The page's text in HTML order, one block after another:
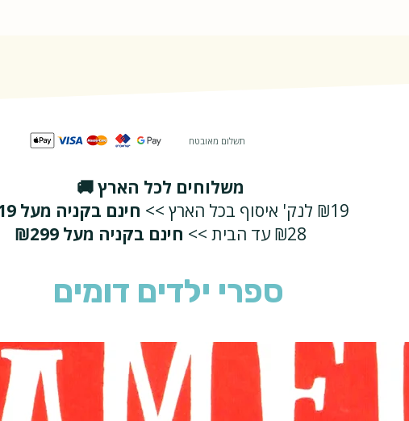
תשלום מאובטח
משלוחים לכל הארץ 🚚
₪19 לנק' איסוף בכל הארץ >>
חינם בקניה מעל ₪219
₪28 עד הבית >>
חינם בקניה מעל ₪299
ספרי ילדים דומים